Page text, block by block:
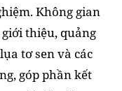
Không gian
thiệu, quảng
tơ sen và các
góp phần kết